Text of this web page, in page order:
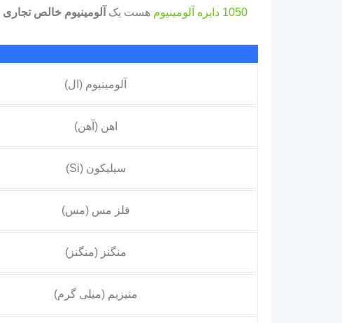
1050 دایره آلومینیوم هست یک آلومینیوم خالص تجاری
آلومینیوم (ال)
اهن (آهن)
سیلیکون (Si)
فلز مس (مس)
منگنز (منگنز)
منیزیم (میلی گرم)